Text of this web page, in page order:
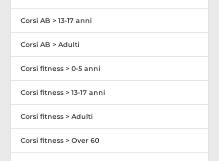
Corsi AB > 13-17 anni
Corsi AB > Adulti
Corsi fitness > 0-5 anni
Corsi fitness > 13-17 anni
Corsi fitness > Adulti
Corsi fitness > Over 60